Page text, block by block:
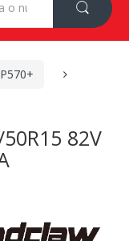
82V